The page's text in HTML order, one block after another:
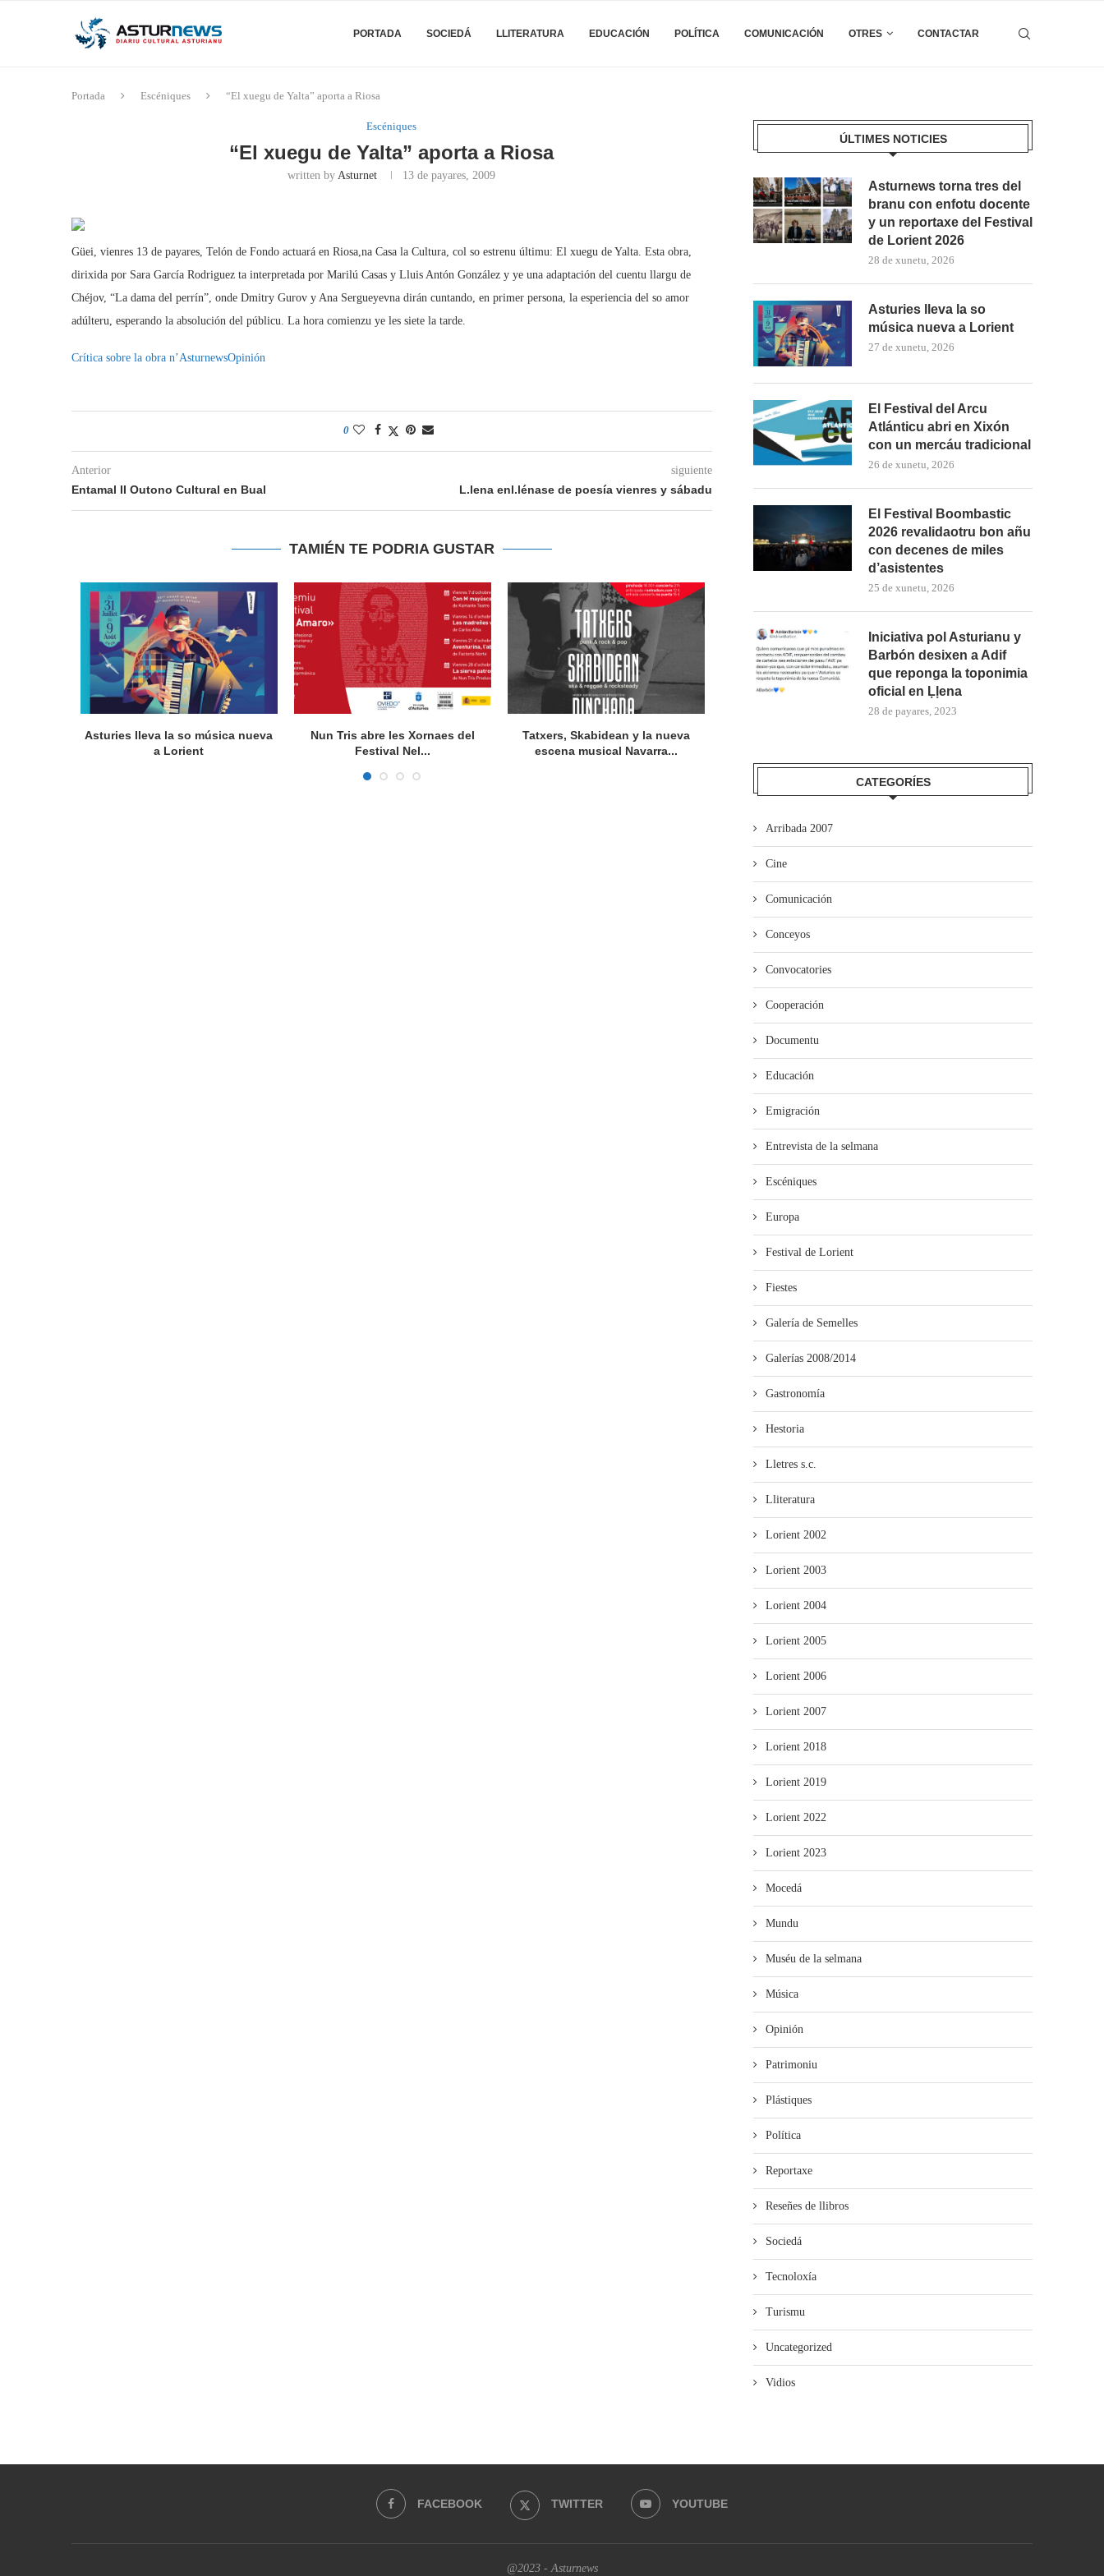
PORTADA SOCIEDÁ LLITERATURA EDUCACIÓN POLÍTICA COMUNICACIÓN OTRES CONTACTAR
Portada Escéniques “El xuegu de Yalta” aporta a Riosa
Escéniques
“El xuegu de Yalta” aporta a Riosa
written byAsturnet 13 de payares, 2009
Güei, vienres 13 de payares, Telón de Fondo actuará en Riosa,na Casa la Cultura, col so estrenu últimu: El xuegu de Yalta. Esta obra,
dirixida por Sara García Rodriguez ta interpretada por Marilú Casas y Lluis Antón González y ye una adaptación del cuentu llargu de
Chéjov, “La dama del perrín”, onde Dmitry Gurov y Ana Sergueyevna dirán cuntando, en primer persona, la esperiencia del so amor
adúlteru, esperando la absolución del públicu. La hora comienzu ye les siete la tarde.
Crítica sobre la obra n’AsturnewsOpinión
0
Anterior
Entamal II Outono Cultural en Bual
siguiente
L.lena enl.lénase de poesía vienres y sábadu
TAMIÉN TE PODRIA GUSTAR
Asturies lleva la so música nueva
a Lorient
Nun Tris abre les Xornaes del
Festival Nel...
Tatxers, Skabidean y la nueva
escena musical Navarra...
ÚLTIMES NOTICIES
Asturnews torna tres del
branu con enfotu docente
y un reportaxe del Festival
de Lorient 2026
28 de xunetu, 2026
Asturies lleva la so
música nueva a Lorient
27 de xunetu, 2026
El Festival del Arcu
Atlánticu abri en Xixón
con un mercáu tradicional
26 de xunetu, 2026
El Festival Boombastic
2026 revalidaotru bon añu
con decenes de miles
d’asistentes
25 de xunetu, 2026
Iniciativa pol Asturianu y
Barbón desixen a Adif
que reponga la toponimia
oficial en Ḷḷena
28 de payares, 2023
CATEGORÍES
Arribada 2007
Cine
Comunicación
Conceyos
Convocatories
Cooperación
Documentu
Educación
Emigración
Entrevista de la selmana
Escéniques
Europa
Festival de Lorient
Fiestes
Galería de Semelles
Galerías 2008/2014
Gastronomía
Hestoria
Lletres s.c.
Lliteratura
Lorient 2002
Lorient 2003
Lorient 2004
Lorient 2005
Lorient 2006
Lorient 2007
Lorient 2018
Lorient 2019
Lorient 2022
Lorient 2023
Mocedá
Mundu
Muséu de la selmana
Música
Opinión
Patrimoniu
Plástiques
Política
Reportaxe
Reseñes de llibros
Sociedá
Tecnoloxía
Turismu
Uncategorized
Vidios
FACEBOOK TWITTER YOUTUBE
@2023 - Asturnews